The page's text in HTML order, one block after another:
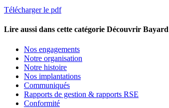
Télécharger le pdf
Lire aussi dans cette catégorie Découvrir Bayard
Nos engagements
Notre organisation
Notre histoire
Nos implantations
Communiqués
Rapports de gestion & rapports RSE
Conformité